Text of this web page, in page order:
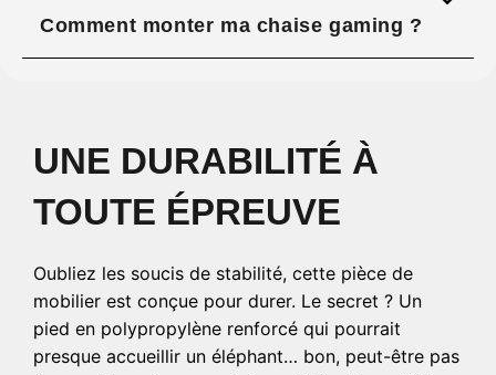
Comment monter ma chaise gaming ?
UNE DURABILITÉ À
TOUTE ÉPREUVE
Oubliez les soucis de stabilité, cette pièce de
mobilier est conçue pour durer. Le secret ? Un
pied en polypropylène renforcé qui pourrait
presque accueillir un éléphant… bon, peut-être pas